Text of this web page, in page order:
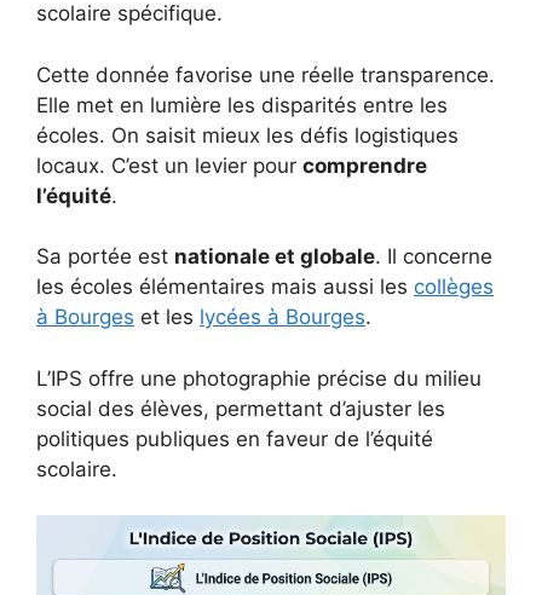
scolaire spécifique.
Cette donnée favorise une réelle transparence.
Elle met en lumière les disparités entre les
écoles. On saisit mieux les défis logistiques
locaux. C’est un levier pour comprendre
l’équité.
Sa portée est nationale et globale. Il concerne
les écoles élémentaires mais aussi les collèges
à Bourges et les lycées à Bourges.
L’IPS offre une photographie précise du milieu
social des élèves, permettant d’ajuster les
politiques publiques en faveur de l’équité
scolaire.